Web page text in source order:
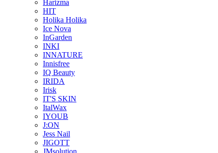
Harizma
HIT
Holika Holika
Ice Nova
InGarden
INKI
INNATURE
Innisfree
IQ Beauty
IRIDA
Irisk
IT'S SKIN
ItalWax
IYOUB
J:ON
Jess Nail
JIGOTT
JMsolution